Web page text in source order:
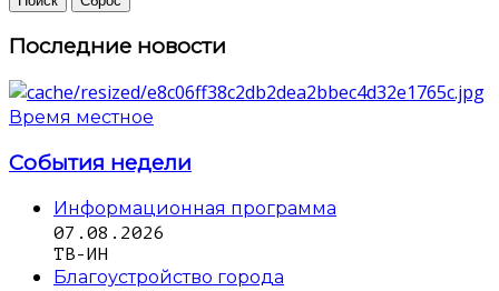
Последние новости
Время местное
События недели
Информационная программа
07.08.2026
ТВ-ИН
Благоустройство города